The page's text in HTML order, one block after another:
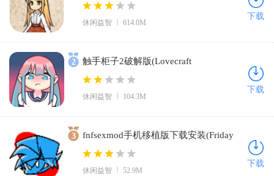
汉化组)v2.0 汉化版
休闲益智 614.0M
下载
2
触手柜子2破解版(Lovecraft
Locker)v1.4.03 中文版
休闲益智 104.3M
下载
3
fnfsexmod手机移植版下载安装(Friday
Night Funkin)v0.2.7 免费版
休闲益智 52.9M
下载